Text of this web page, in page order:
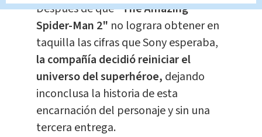
Después de que"The Amazing
Spider-Man 2" no lograra obtener en
taquilla las cifras que Sony esperaba,
la compañía decidió reiniciar el
universo del superhéroe, dejando
inconclusa la historia de esta
encarnación del personaje y sin una
tercera entrega.